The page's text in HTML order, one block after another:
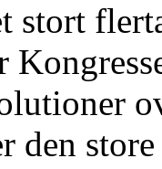
stort
den